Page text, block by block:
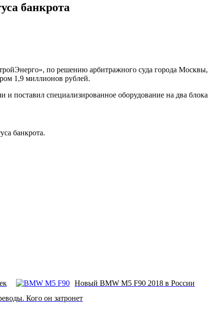
банкрота
по решению арбитражного суда города Москвы,
1,9 миллионов рублей.
поставил специализированное оборудование на два блока
банкрота.
Новый BMW M5 F90 2018 в России
Кого он затронет